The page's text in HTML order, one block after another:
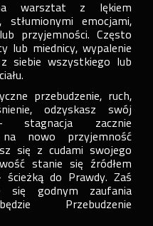
warsztat z lękiem
stłumionymi emocjami,
przyjemności. Często
lub miednicy, wypalenie
siebie wszystkiego lub
przebudzenie, ruch,
odzyskasz swój
stagnacja zacznie
nowo przyjemność
się z cudami swojego
stanie się źródłem
ścieżką do Prawdy. Zaś
się godnym zaufania
Przebudzenie